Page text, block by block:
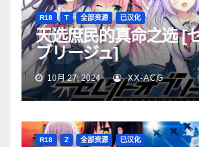
R18 T 全部资源 已汉化
天选庶民的真命之选 [
ブリージュ]
10月 27, 2024 XX-ACG
R18 Z 全部资源 已汉化